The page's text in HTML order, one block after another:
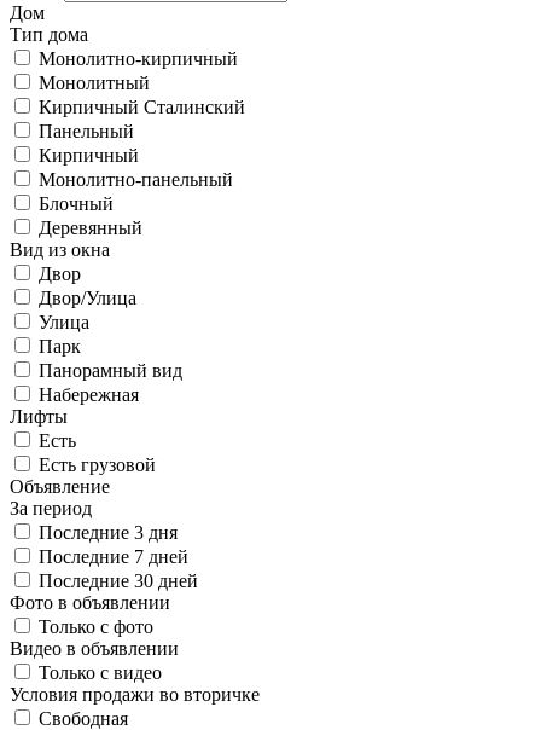
Дом
Тип дома
Монолитно-кирпичный
Монолитный
Кирпичный Сталинский
Панельный
Кирпичный
Монолитно-панельный
Блочный
Деревянный
Вид из окна
Двор
Двор/Улица
Улица
Парк
Панорамный вид
Набережная
Лифты
Есть
Есть грузовой
Объявление
За период
Последние 3 дня
Последние 7 дней
Последние 30 дней
Фото в объявлении
Только с фото
Видео в объявлении
Только с видео
Условия продажи во вторичке
Свободная